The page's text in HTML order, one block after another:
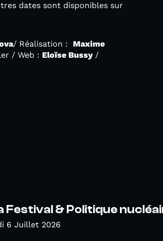
dates sont disponibles sur
/ Réalisation : Maxime
/ Web : Eloïse Bussy/
Festival & Politique
6 Juillet 2026